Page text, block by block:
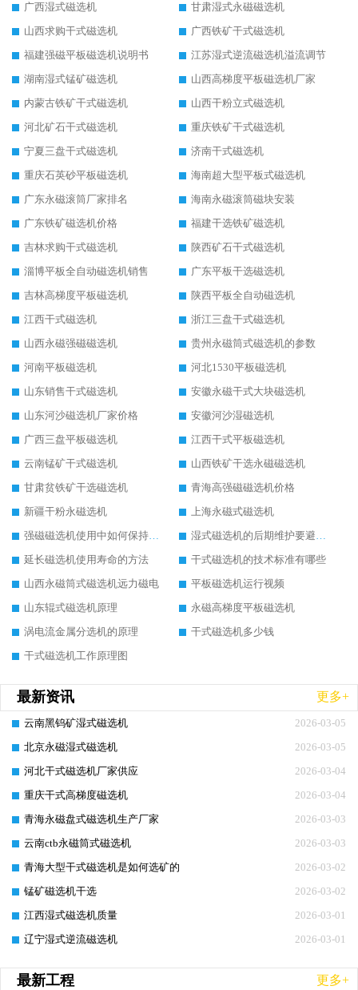
广西湿式磁选机
甘肃湿式永磁磁选机
山西求购干式磁选机
广西铁矿干式磁选机
福建强磁平板磁选机说明书
江苏湿式逆流磁选机溢流调节
湖南湿式锰矿磁选机
山西高梯度平板磁选机厂家
内蒙古铁矿干式磁选机
山西干粉立式磁选机
河北矿石干式磁选机
重庆铁矿干式磁选机
宁夏三盘干式磁选机
济南干式磁选机
重庆石英砂平板磁选机
海南超大型平板式磁选机
广东永磁滚筒厂家排名
海南永磁滚筒磁块安装
广东铁矿磁选机价格
福建干选铁矿磁选机
吉林求购干式磁选机
陕西矿石干式磁选机
淄博平板全自动磁选机销售
广东平板干选磁选机
吉林高梯度平板磁选机
陕西平板全自动磁选机
江西干式磁选机
浙江三盘干式磁选机
山西永磁强磁磁选机
贵州永磁筒式磁选机的参数
河南平板磁选机
河北1530平板磁选机
山东销售干式磁选机
安徽永磁干式大块磁选机
山东河沙磁选机厂家价格
安徽河沙湿磁选机
广西三盘平板磁选机
江西干式平板磁选机
云南锰矿干式磁选机
山西铁矿干选永磁磁选机
甘肃贫铁矿干选磁选机
青海高强磁磁选机价格
新疆干粉永磁选机
上海永磁式磁选机
强磁磁选机使用中如何保持其顺畅运行
湿式磁选机的后期维护要避开哪些坑
延长磁选机使用寿命的方法
干式磁选机的技术标准有哪些
山西永磁筒式磁选机远力磁电
平板磁选机运行视频
山东辊式磁选机原理
永磁高梯度平板磁选机
涡电流金属分选机的原理
干式磁选机多少钱
干式磁选机工作原理图
最新资讯 更多+
2026-03-05
云南黑钨矿湿式磁选机
2026-03-05
北京永磁湿式磁选机
2026-03-04
河北干式磁选机厂家供应
2026-03-04
重庆干式高梯度磁选机
2026-03-03
青海永磁盘式磁选机生产厂家
2026-03-03
云南ctb永磁筒式磁选机
2026-03-02
青海大型干式磁选机是如何选矿的
2026-03-02
锰矿磁选机干选
2026-03-01
江西湿式磁选机质量
2026-03-01
辽宁湿式逆流磁选机
最新工程 更多+